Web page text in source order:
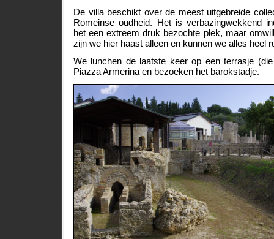
De villa beschikt over de meest uitgebreide
Romeinse oudheid. Het is verbazingwekkend
het een extreem druk bezochte plek, maar
zijn we hier haast alleen en kunnen we alles heel
We lunchen de laatste keer op een terrasje
Piazza Armerina en bezoeken het barokstadje.